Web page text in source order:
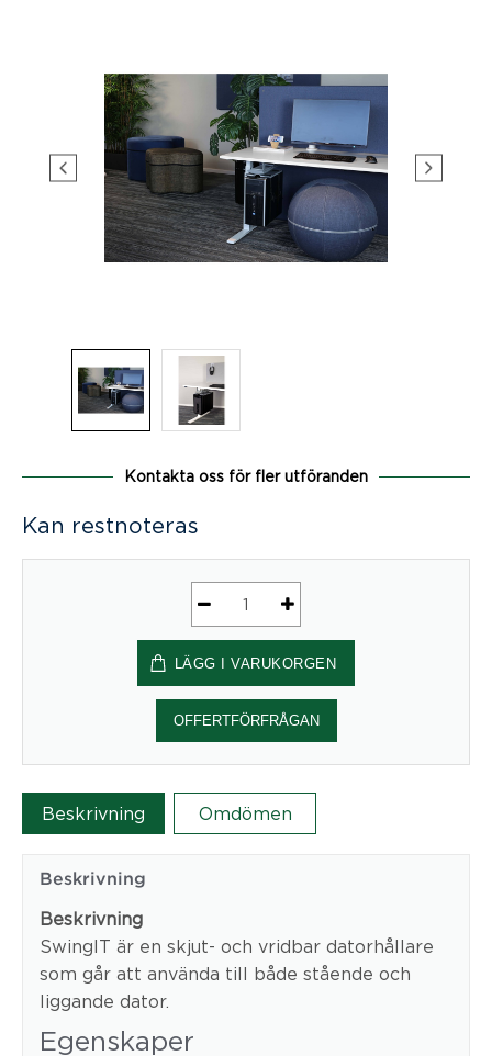
Kontakta oss för fler utföranden
Kan restnoteras
SwingIT
mängd
LÄGG I VARUKORGEN
OFFERTFÖRFRÅGAN
Beskrivning Omdömen
Beskrivning
Beskrivning
SwingIT är en skjut- och vridbar datorhållare
som går att använda till både stående och
liggande dator.
Egenskaper